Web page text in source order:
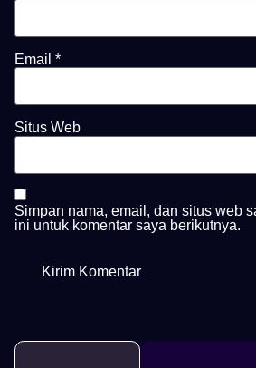
Email *
Situs Web
Simpan nama, email, dan situs web
ini untuk komentar saya berikutnya.